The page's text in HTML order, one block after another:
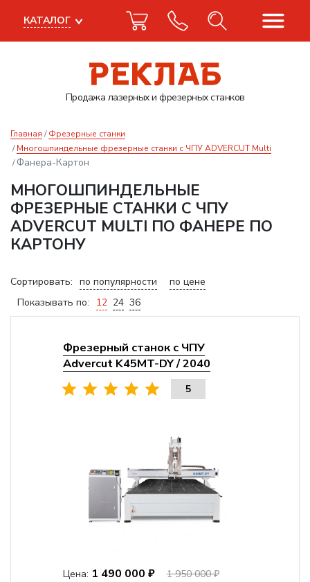
Продажа лазерныхи фрезерных станков
КАТАЛОГ
Главная
Фрезерные станки
Многошпиндельные фрезерные станки с ЧПУ ADVERCUT Multi
Фанера-Картон
МНОГОШПИНДЕЛЬНЫЕ
ФРЕЗЕРНЫЕ СТАНКИ С ЧПУ
ADVERCUT MULTI ПО ФАНЕРЕ ПО
КАРТОНУ
Сортировать: по популярности
по цене
Показывать по:
12 24 36
Фрезерный станок с ЧПУ
Advercut K45MT-DY / 2040
5
Цена: 1 490 000 ₽ 1 950 000 ₽